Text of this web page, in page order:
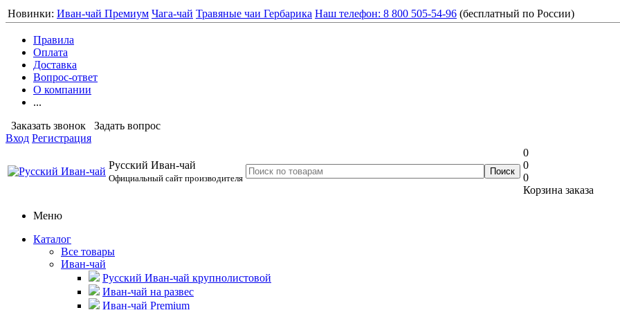
Новинки: Иван-чай Премиум Чага-чай Травяные чаи Гербарика Наш телефон: 8 800 505-54-96 (бесплатный по России)
Правила
Оплата
Доставка
Вопрос-ответ
О компании
...
Заказать звонок
Задать вопрос
Вход Регистрация
Русский Иван-чай
Официальный сайт производителя
0
0
0
Корзина заказа
Меню
Каталог
Все товары
Иван-чай
Русский Иван-чай крупнолистовой
Иван-чай на развес
Иван-чай Premium